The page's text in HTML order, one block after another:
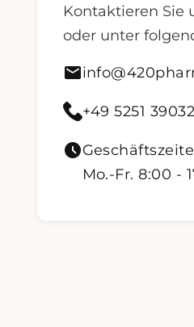
Kontaktieren Sie
oder unter
Mail senden an
420 Pharma
+49 5251
Mo.-Fr. 8:00 -